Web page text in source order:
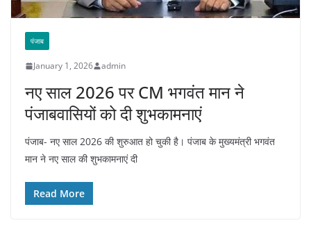
पंजाब
January 1, 2026 admin
नए साल 2026 पर CM भगवंत मान ने
पंजाबवासियों को दी शुभकामनाएं
पंजाब- नए साल 2026 की शुरुआत हो चुकी है। पंजाब के मुख्यमंत्री भगवंत
मान ने नए साल की शुभकामनाएं दी
Read More